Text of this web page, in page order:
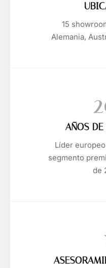
15
Alemania,
AÑOS DE
Líder
segmento
de